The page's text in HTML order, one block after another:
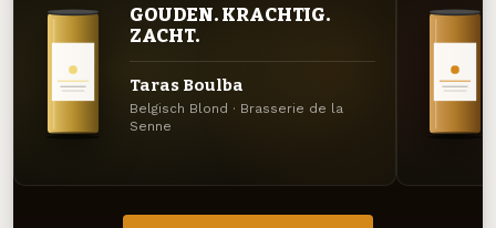
GOUDEN. KRACHTIG.
ZACHT.
Taras Boulba
Belgisch Blond · Brasserie de la
Senne